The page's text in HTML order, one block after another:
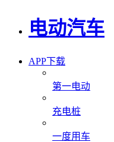
电动汽车
APP下载
第一电动
充电桩
一度用车